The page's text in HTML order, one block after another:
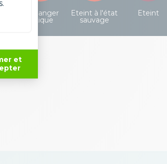
En danger
critique
Eteint à l'état
sauvage
Eteint